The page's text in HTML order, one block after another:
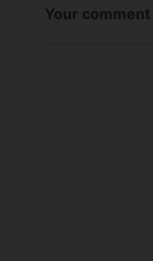
Your comment